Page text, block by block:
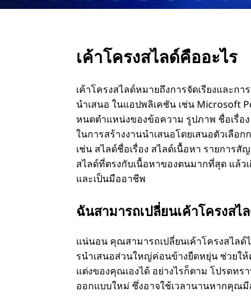
?
เค้าโครงสไลด์คืออะไร
เค้าโครงสไลด์หมายถึงการจัดเรียงและ
นําเสนอ ในแอปพลิเคชัน เช่น Microsoft
หนดตําแหน่งของข้อความ รูปภาพ ชื่อเรื่อ
ในการสร้างงานนําเสนอโดยเสนอตัวเลื
เช่น สไลด์ชื่อเรื่อง สไลด์เนื้อหา รายการ
สไลด์ที่ตรงกับเนื้อหาของตนมากที่สุด แล้ว
และเป็นมืออาชีพ
ฉันสามารถเปลี่ยนเค้าโครงส
แน่นอน คุณสามารถเปลี่ยนเค้าโครงสไล
รนําเสนอส่วนใหญ่ค่อนข้างยืดหยุ่น ช่วยใ
แต่งของคุณเองได้ อย่างไรก็ตาม โปรดท
ออกแบบใหม่ ซึ่งอาจใช้เวลานานหากคุณ